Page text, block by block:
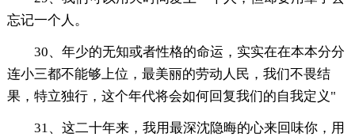
忘记一个人。
30、年少的无知或者性格的命运，实实在在本本分分
连小三都不能够上位，最美丽的劳动人民，我们不畏结
果，特立独行，这个年代将会如何回复我们的自我定义"
31、这二十年来，我用最深沈隐晦的心来回味你，用